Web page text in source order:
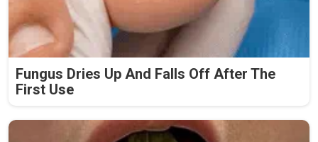
Fungus Dries Up And Falls Off After The
First Use